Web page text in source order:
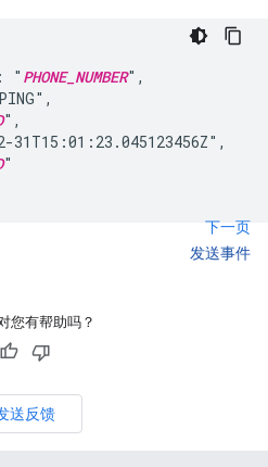
"
PHONE_NUMBER",
",
31T15:01:23.045123456Z",
"
下一页
发送事件
您有帮助吗？
送反馈